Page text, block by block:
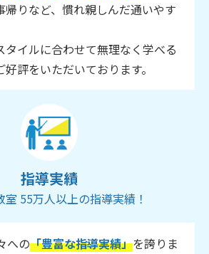
帰りなど、慣れ親しんだ通いやす
タイルに合わせて無理なく学べる
評をいただいております。
指導実績
室 55万人以上の指導実績！
への「豊富な指導実績」を誇りま